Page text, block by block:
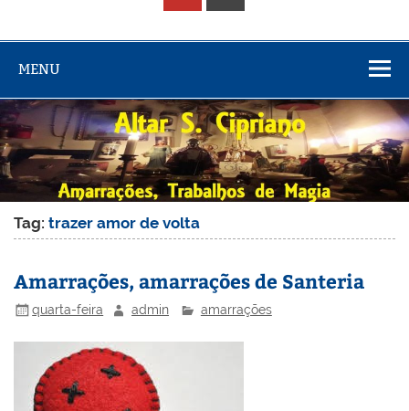
MENU
Tag:trazer amor de volta
Amarrações, amarrações de Santeria
quarta-feira admin amarrações